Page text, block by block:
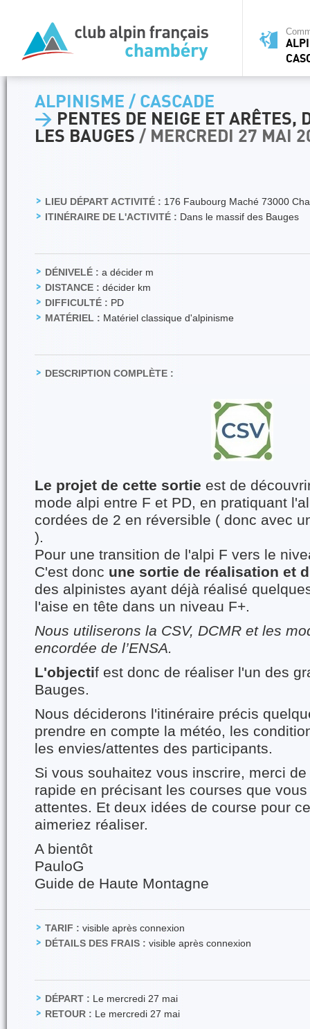
ALPINISME / CASCADE
> PENTES DE NEIGE ET ARÊTES,
LES BAUGES / MERCREDI 27 MAI
LIEU DÉPART ACTIVITÉ : 176 Faubourg Maché 73000
ITINÉRAIRE DE L'ACTIVITÉ : Dans le massif des Bauges
DÉNIVELÉ : a décider m
DISTANCE : décider km
DIFFICULTÉ : PD
MATÉRIEL : Matériel classique d'alpinisme
DESCRIPTION COMPLÈTE :
Le projet de cette sortie est de
mode alpi entre F et PD, en pratiquant
cordées de 2 en réversible ( donc avec
).
Pour une transition de l'alpi F vers le
C'est donc une sortie de réalisation et
des alpinistes ayant déjà réalisé
l'aise en tête dans un niveau F+.
Nous utiliserons la CSV, DCMR et les
encordée de l’ENSA.
L'objectif est donc de réaliser l'un des
Bauges.
Nous déciderons l'itinéraire précis
prendre en compte la météo, les
les envies/attentes des participants.
Si vous souhaitez vous inscrire, merci
rapide en précisant les courses que
attentes. Et deux idées de course pour
aimeriez réaliser.
A bientôt
PauloG
Guide de Haute Montagne
TARIF : visible après connexion
DÉTAILS DES FRAIS : visible après connexion
DÉPART : Le mercredi 27 mai
RETOUR : Le mercredi 27 mai